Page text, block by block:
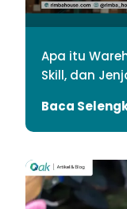
Apa itu
Skill, dan
Baca